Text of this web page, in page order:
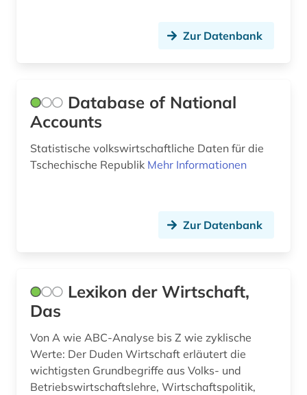
ostwestfalen-lippe (1)
paris (1)
personal (1)
perón, juan domingo | politiker (1)
polen (1)
presse (2)
pressemitteilung (1)
Zur Datenbank
Database of National
Accounts
Statistische volkswirtschaftliche Daten für die
Tschechische Republik Mehr Informationen
Zur Datenbank
Lexikon der Wirtschaft,
Das
Von A wie ABC-Analyse bis Z wie zyklische
Werte: Der Duden Wirtschaft erläutert die
wichtigsten Grundbegriffe aus Volks- und
Betriebswirtschaftslehre, Wirtschaftspolitik,